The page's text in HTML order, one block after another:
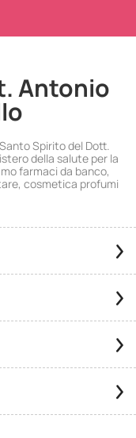
Antonio
Spirito del Dott.
della salute per la
farmaci da banco,
cosmetica profumi